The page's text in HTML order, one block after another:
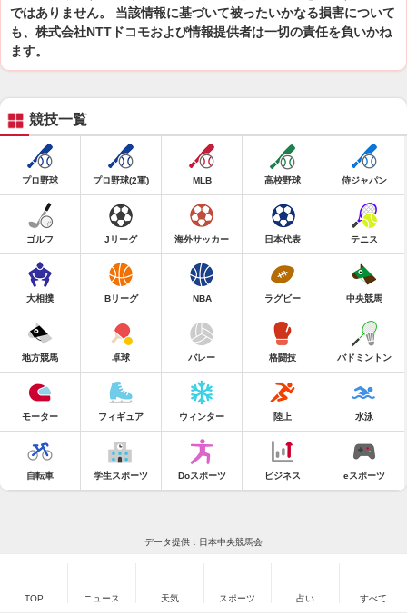
ではありません。 当該情報に基づいて被ったいかなる損害について
も、株式会社NTTドコモおよび情報提供者は一切の責任を負いかね
ます。
競技一覧
プロ野球 プロ野球(2軍) MLB 高校野球 侍ジャパン
ゴルフ Jリーグ 海外サッカー 日本代表 テニス
大相撲 Bリーグ NBA ラグビー 中央競馬
地方競馬 卓球 バレー 格闘技 バドミントン
モーター フィギュア ウィンター 陸上 水泳
自転車 学生スポーツ Doスポーツ ビジネス eスポーツ
データ提供：日本中央競馬会
TOP ニュース 天気 スポーツ 占い すべて